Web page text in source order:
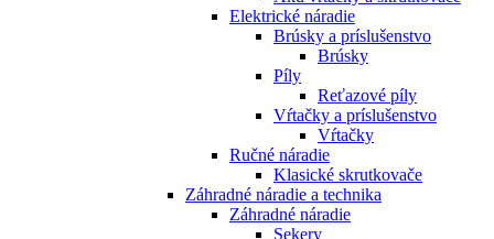
Elektrické náradie
Brúsky a príslušenstvo
Brúsky
Píly
Reťazové píly
Vŕtačky a príslušenstvo
Vŕtačky
Ručné náradie
Klasické skrutkovače
Záhradné náradie a technika
Záhradné náradie
Sekery